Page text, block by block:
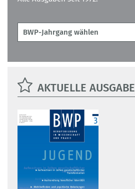
AKTUELLE AUSGABE